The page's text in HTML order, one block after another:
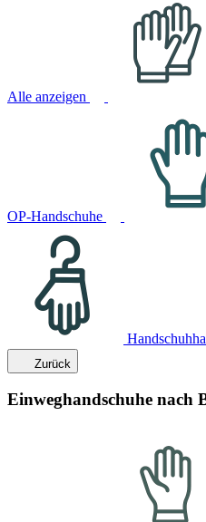
Alle anzeigen
OP-Handschuhe
Zurück
Einweghandschuhe nach